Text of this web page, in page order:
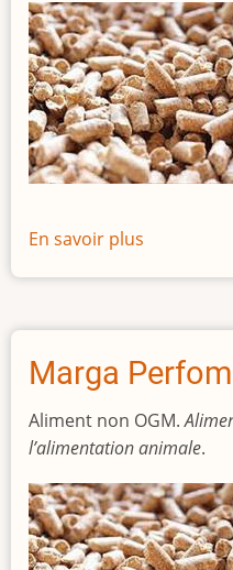
En savoir plus
Marga
Aliment non OGM.
l’alimentation animale.